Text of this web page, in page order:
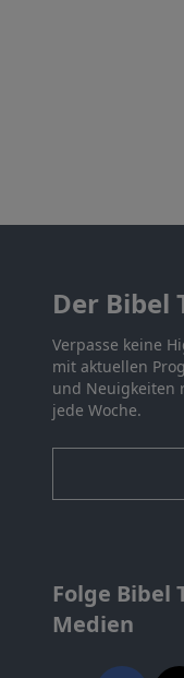
Der Bibel
Verpasse keine
mit aktuellen
und Neuigkeiten
jede Woche.
Folge Bibel
Medien